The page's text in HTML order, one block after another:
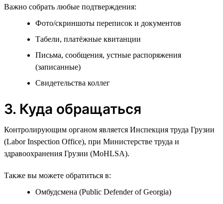
Важно собрать любые подтверждения:
Фото/скриншоты переписок и документов
Табели, платёжные квитанции
Письма, сообщения, устные распоряжения
(записанные)
Свидетельства коллег
3. Куда обращаться
Контролирующим органом является Инспекция труда Грузии
(Labor Inspection Office), при Министерстве труда и
здравоохранения Грузии (MoHLSA).
Также вы можете обратиться в:
Омбудсмена (Public Defender of Georgia)